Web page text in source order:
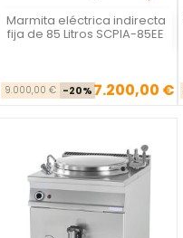
Marmita eléctrica indirecta
fija de 85 Litros SCPIA-85EE
Precio base
9.000,00 € -20% Precio
7.200,00 €

Vista rápida